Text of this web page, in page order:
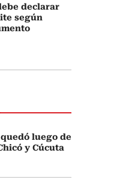
declarar
según
luego de
y Cúcuta